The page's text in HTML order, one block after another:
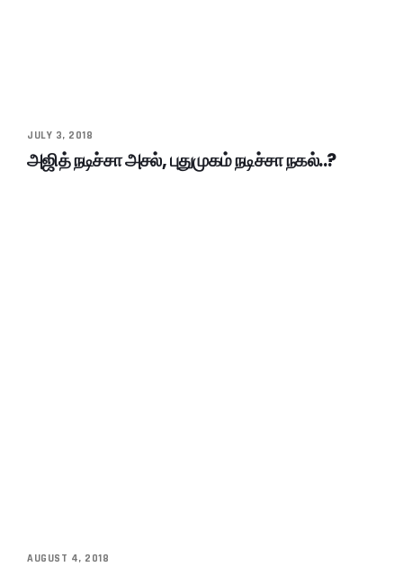
JULY 3, 2018
அஜித் நடிச்சா அசல், புதுமுகம் நடிச்சா நகல்..?
AUGUST 4, 2018